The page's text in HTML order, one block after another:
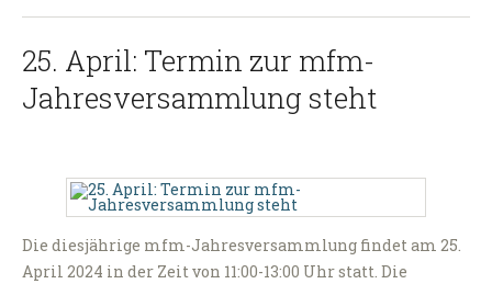
25. April: Termin zur mfm-
Jahresversammlung steht
Die diesjährige mfm-Jahresversammlung findet am 25.
April 2024 in der Zeit von 11:00-13:00 Uhr statt. Die